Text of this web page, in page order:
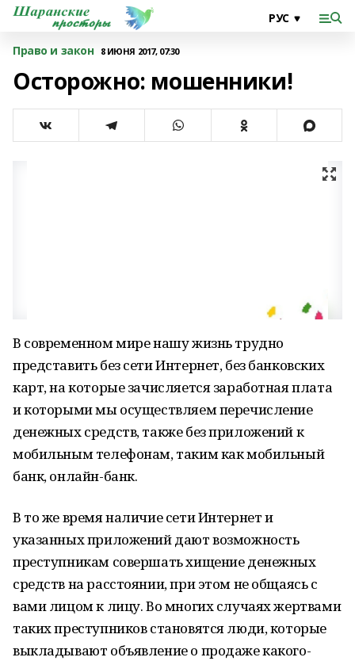
Право и закон 8 ИЮНЯ 2017, 07:30
Осторожно: мошенники!
В современном мире нашу жизнь трудно
представить без сети Интернет, без банковских
карт, на которые зачисляется заработная плата
и которыми мы осуществляем перечисление
денежных средств, также без приложений к
мобильным телефонам, таким как мобильный
банк, онлайн-банк.
В то же время наличие сети Интернет и
указанных приложений дают возможность
преступникам совершать хищение денежных
средств на расстоянии, при этом не общаясь с
вами лицом к лицу. Во многих случаях жертвами
таких преступников становятся люди, которые
выкладывают объявление о продаже какого-